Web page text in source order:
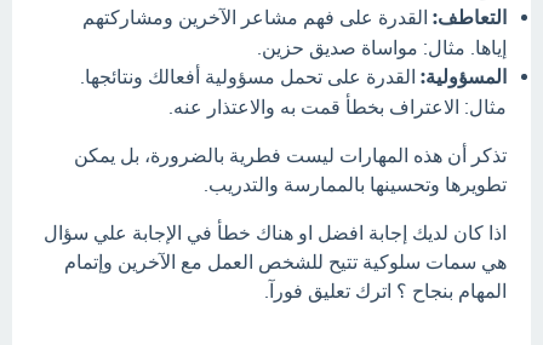
التعاطف: القدرة على فهم مشاعر الآخرين ومشاركتهم
إياها. مثال: مواساة صديق حزين.
المسؤولية: القدرة على تحمل مسؤولية أفعالك ونتائجها.
مثال: الاعتراف بخطأ قمت به والاعتذار عنه.
تذكر أن هذه المهارات ليست فطرية بالضرورة، بل يمكن
تطويرها وتحسينها بالممارسة والتدريب.
اذا كان لديك إجابة افضل او هناك خطأ في الإجابة علي سؤال
هي سمات سلوكية تتيح للشخص العمل مع الآخرين وإتمام
المهام بنجاح ؟ اترك تعليق فورآ.